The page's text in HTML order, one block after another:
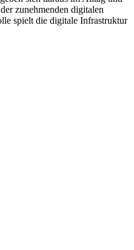
zunehmenden digitalen
spielt die digitale Infrastruktur